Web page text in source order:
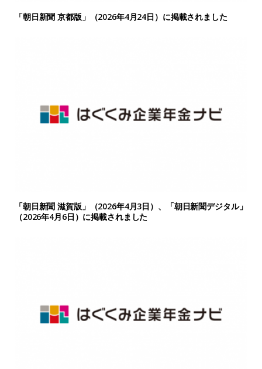
「朝日新聞 京都版」（2026年4月24日）に掲載されました
「朝日新聞 滋賀版」（2026年4月3日）、「朝日新聞デジタル」
（2026年4月6日）に掲載されました